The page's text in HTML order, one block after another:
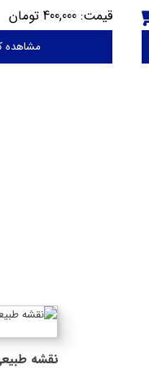
400,000
مشاهده
نقشه